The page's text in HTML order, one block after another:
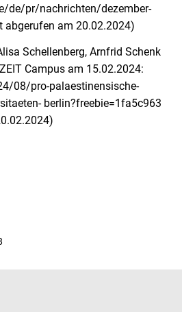
de/pr/nachrichten/dezember-
am 20.02.2024)
Schellenberg, Arnfrid Schenk
Campus am 15.02.2024:
08/pro-palaestinensische-
berlin?freebie=1fa5c963